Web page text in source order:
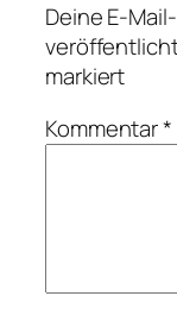
Deine E-
markiert
Kommentar*